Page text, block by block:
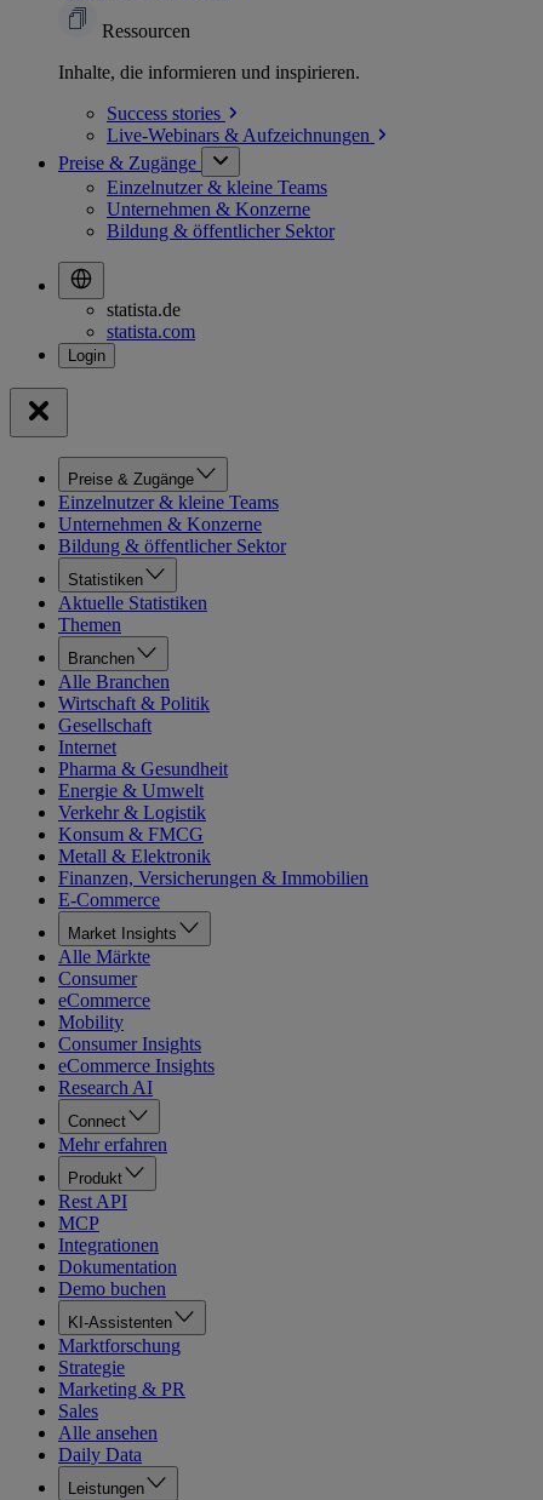
Ressourcen
Inhalte, die informieren und inspirieren.
Success stories
Live-Webinars & Aufzeichnungen
Preise & Zugänge
Einzelnutzer & kleine Teams
Unternehmen & Konzerne
Bildung & öffentlicher Sektor
statista.de
statista.com
Preise & Zugänge
Einzelnutzer & kleine Teams
Unternehmen & Konzerne
Bildung & öffentlicher Sektor
Statistiken
Aktuelle Statistiken
Themen
Branchen
Alle Branchen
Wirtschaft & Politik
Gesellschaft
Internet
Pharma & Gesundheit
Energie & Umwelt
Verkehr & Logistik
Konsum & FMCG
Metall & Elektronik
Finanzen, Versicherungen & Immobilien
E-Commerce
Market Insights
Alle Märkte
Consumer
eCommerce
Mobility
Consumer Insights
eCommerce Insights
Research AI
Connect
Mehr erfahren
Produkt
Rest API
MCP
Integrationen
Dokumentation
Demo buchen
KI-Assistenten
Marktforschung
Strategie
Marketing & PR
Sales
Alle ansehen
Daily Data
Leistungen